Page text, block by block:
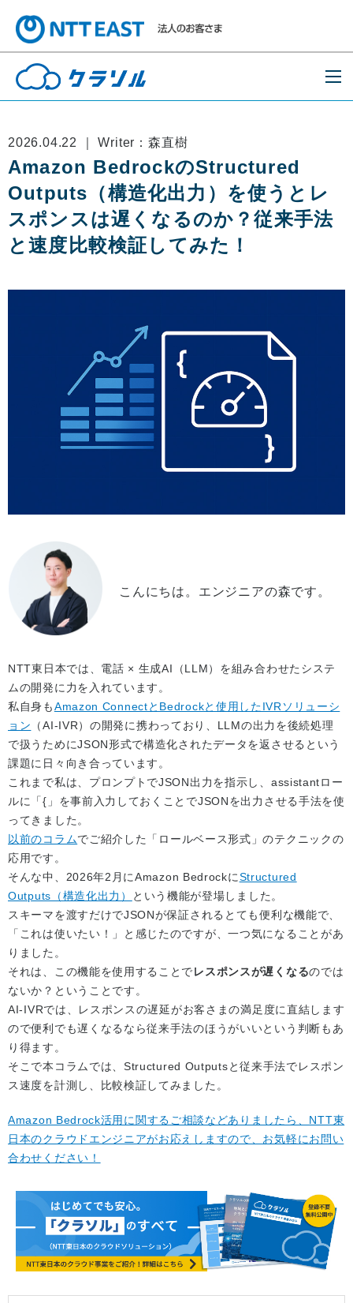
2026.04.22 ｜ Writer：森直樹
Amazon BedrockのStructured
Outputs（構造化出力）を使うとレ
スポンスは遅くなるのか？従来手法
と速度比較検証してみた！
こんにちは。エンジニアの森です。
NTT東日本では、電話 × 生成AI（LLM）を組み合わせたシステ
ムの開発に力を入れています。
私自身もAmazon ConnectとBedrockと使用したIVRソリューシ
ョン （AI-IVR）の開発に携わっており、LLMの出力を後続処理
で扱うためにJSON形式で構造化されたデータを返させるという
課題に日々向き合っています。
これまで私は、プロンプトでJSON出力を指示し、assistantロー
ルに「{」を事前入力しておくことでJSONを出力させる手法を使
ってきました。
以前のコラムでご紹介した「ロールベース形式」のテクニックの
応用です。
そんな中、2026年2月にAmazon BedrockにStructured
Outputs（構造化出力）
という機能が登場しました。
スキーマを渡すだけでJSONが保証されるとても便利な機能で、
「これは使いたい！」と感じたのですが、一つ気になることがあ
りました。
それは、この機能を使用することでレスポンスが遅くなるのでは
ないか？ということです。
AI-IVRでは、レスポンスの遅延がお客さまの満足度に直結します
ので便利でも遅くなるなら従来手法のほうがいいという判断もあ
り得ます。
そこで本コラムでは、Structured Outputsと従来手法でレスポン
ス速度を計測し、比較検証してみました。
Amazon Bedrock活用に関するご相談などありましたら、NTT東
日本のクラウドエンジニアがお応えしますので、お気軽にお問い
合わせください！